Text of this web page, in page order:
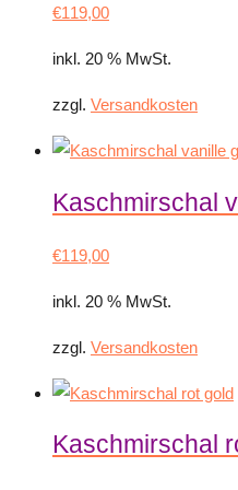
€119,00
inkl. 20 % MwSt.
zzgl. Versandkosten
Kaschmirschal
€119,00
inkl. 20 % MwSt.
zzgl. Versandkosten
Kaschmirschal